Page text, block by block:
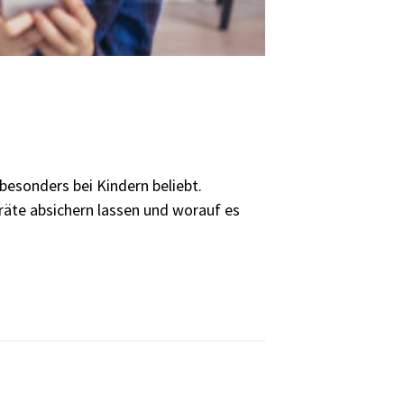
bei Kindern beliebt.
absichern lassen und worauf es